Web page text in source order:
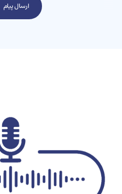
ارسال پیام